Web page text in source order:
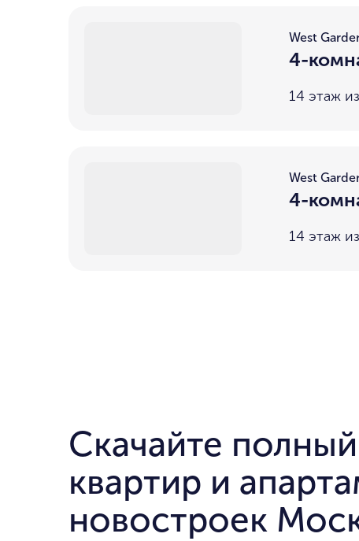
West
4-
14 этаж
West
4-
14 этаж
Скачайте
квартир и
новостроек